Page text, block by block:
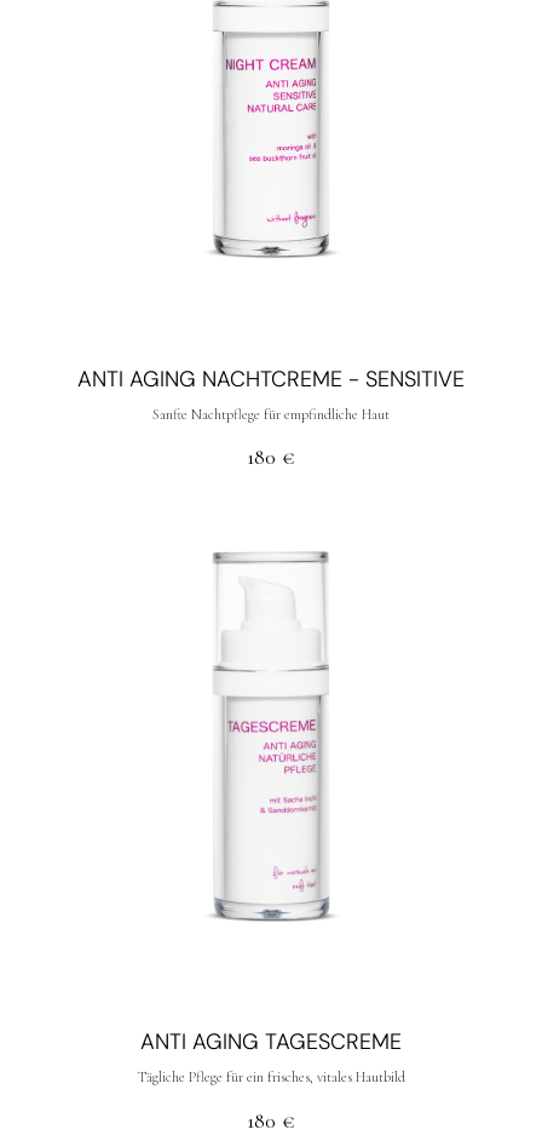
ANTI AGING NACHTCREME - SENSITIVE
Sanfte Nachtpflege für empfindliche Haut
180 €
ANTI AGING TAGESCREME
Tägliche Pflege für ein frisches, vitales Hautbild
180 €